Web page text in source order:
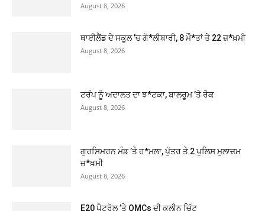
August 8, 2026
ਥਾਈਲੈਂਡ ਦੇ ਸਕੂਲ ’ਚ ਗੋ*ਲੀਬਾਰੀ, 8 ਮੌ*ਤਾਂ ਤੇ 22 ਜ਼*ਖ਼ਮੀ
August 8, 2026
ਟਰੰਪ ਨੂੰ ਅਦਾਲਤ ਦਾ ਝ*ਟਕਾ, ਬਾਲਰੂਮ ’ਤੇ ਰੋਕ
August 8, 2026
ਗੁਰਸਿਮਰਨ ਮੰਡ ’ਤੇ ਹ*ਮਲਾ, ਪੁੱਤਰ ਤੇ 2 ਪੁਲਿਸ ਮੁਲਾਜ਼ਮ
ਜ਼*ਖ਼ਮੀ
August 8, 2026
E20 ਪੈਟਰੋਲ ’ਤੇ OMCs ਦੀ ਕਲੀਨ ਚਿੱਟ